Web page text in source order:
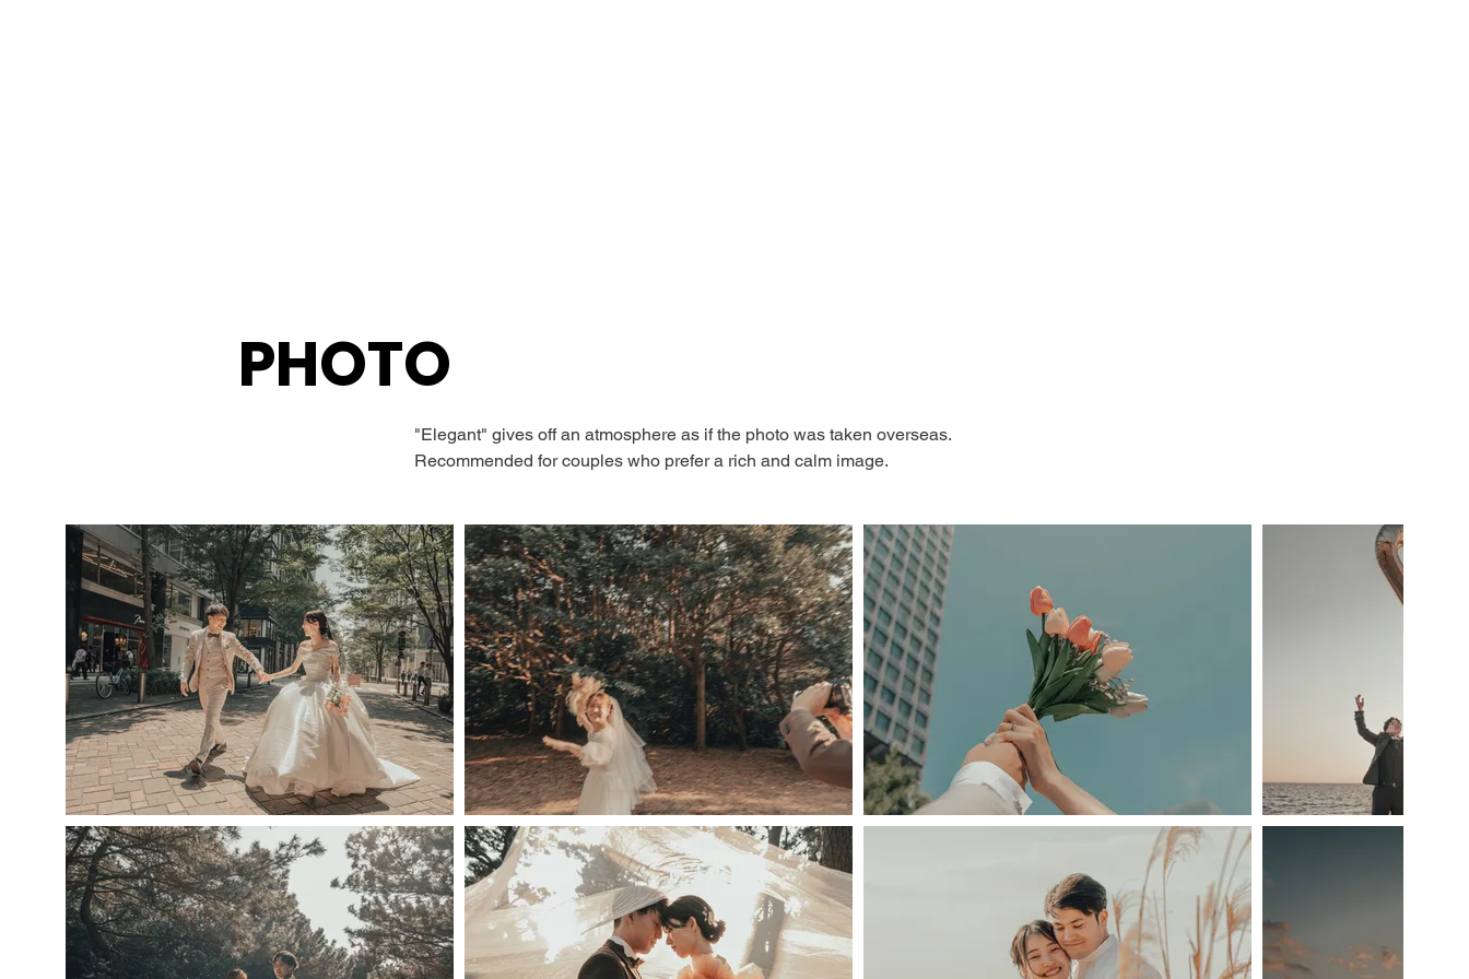
PHOTO
"Elegant" gives off an atmosphere as if the photo was taken overseas.
Recommended for couples who prefer a rich and calm image.